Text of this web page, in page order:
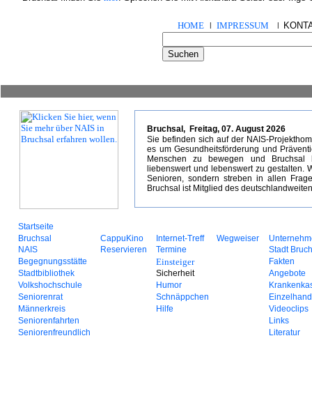
HOME | IMPRESSUM |
Bruchsal, Freitag, 07. August 2026
Sie befinden sich auf der NAIS-
es um Gesundheitsförderung und
Menschen zu bewegen und
liebenswert und lebenswert zu gestalten.
Senioren, sondern streben in allen
Bruchsal ist Mitglied des
Startseite
Bruchsal
CappuKino Internet-Treff Wegweiser
NAIS
Reservieren Termine
Stadt
Begegnungsstätte
Einsteiger
Fakten
Stadtbibliothek
Sicherheit
Angebote
Volkshochschule
Humor
Seniorenrat
Schnäppchen
Männerkreis
Hilfe
Videoclips
Seniorenfahrten
Links
Seniorenfreundlich
Literatur